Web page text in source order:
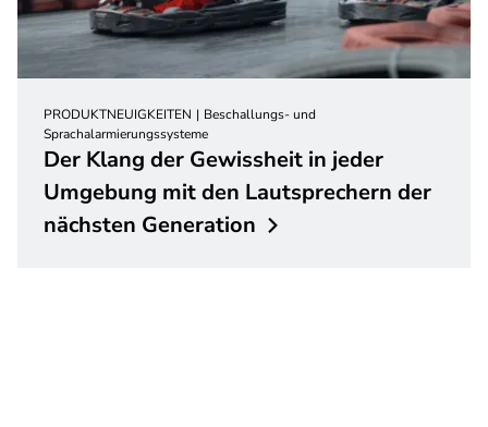
PRODUKTNEUIGKEITEN
Beschallungs- und
Sprachalarmierungssysteme
Der Klang der Gewissheit in jeder
Umgebung mit den Lautsprechern der
nächsten Generation